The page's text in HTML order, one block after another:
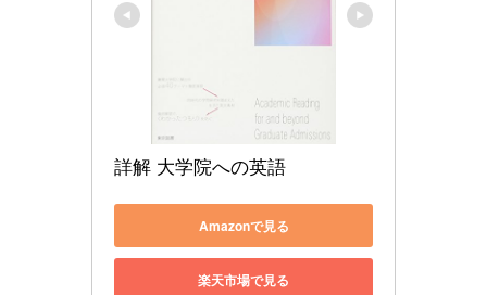
詳解 大学院への英語
Amazonで見る
楽天市場で見る